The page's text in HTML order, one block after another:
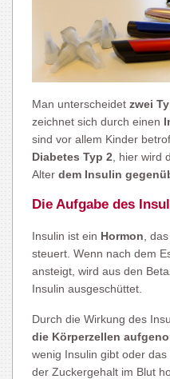
Man unterscheidet zwei
zeichnet sich durch einen
sind vor allem Kinder
Diabetes Typ 2 , hier wird
Alter dem Insulin
Die Aufgabe des
Insulin ist ein Hormon ,
steuert. Wenn nach dem
ansteigt, wird aus den
Insulin ausgeschüttet.
Durch die Wirkung des
die Körperzellen
wenig Insulin gibt oder
der Zuckergehalt im Blut